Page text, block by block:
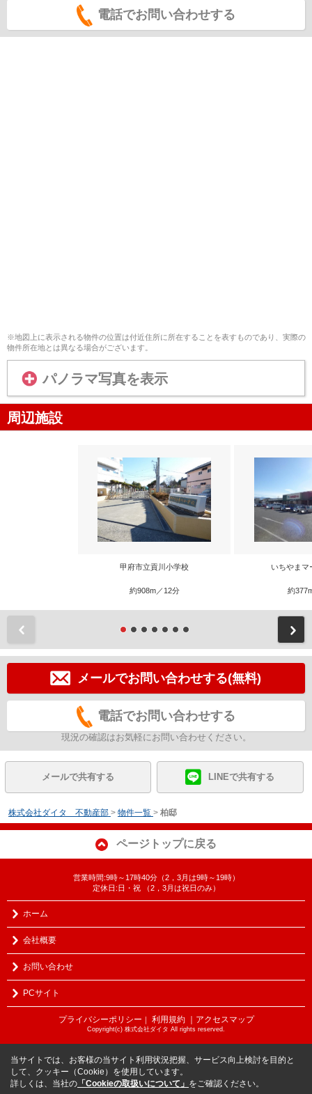
電話でお問い合わせする
※地図上に表示される物件の位置は付近住所に所在することを表すものであり、実際の
物件所在地とは異なる場合がございます。
パノラマ写真を表示
周辺施設
甲府市立貢川小学校
約908m／12分
いちやまマ
約
メールでお問い合わせする(無料)
電話でお問い合わせする
現況の確認はお気軽にお問い合わせください。
メールで共有する LINEで共有する
株式会社ダイタ 不動産部 > 物件一覧 > 柏邸
ページトップに戻る
営業時間:9時～17時40分（2，3月は9時～19時）
定休日:日・祝 （2，3月は祝日のみ）
ホーム
会社概要
お問い合わせ
PCサイト
プライバシーポリシー 利用規約 ｜アクセスマップ
Copyright(c) 株式会社ダイタ All rights reserved.
当サイトでは、お客様の当サイト利用状況把握、サービス向上検討を目的と
して、クッキー（Cookie）を使用しています。
詳しくは、当社の 「Cookieの取扱いについて」 をご確認ください。